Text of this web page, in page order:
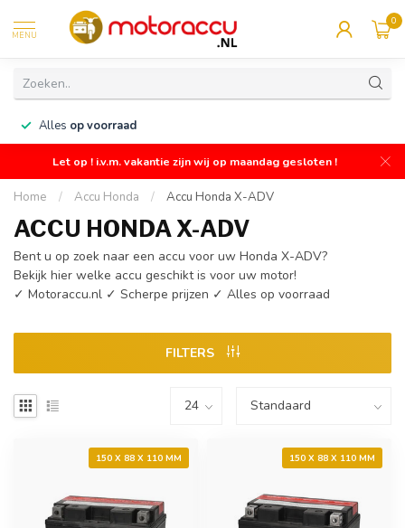
MENU
0
Alles op voorraad
Let op ! i.v.m. vakantie zijn wij op maandag gesloten !
Home / Accu Honda / Accu Honda X-ADV
ACCU HONDA X-ADV
Bent u op zoek naar een accu voor uw Honda X-ADV?
Bekijk hier welke accu geschikt is voor uw motor!
✓ Motoraccu.nl ✓ Scherpe prijzen ✓ Alles op voorraad
FILTERS
150 X 88 X 110 MM 150 X 88 X 110 MM